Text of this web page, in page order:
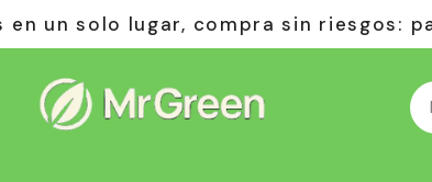
Saltar Al Contenido
sin riesgos: pagas solo al recibir.